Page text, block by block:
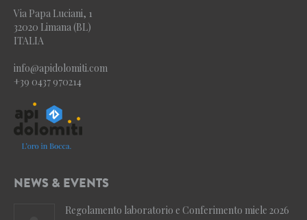
Via Papa Luciani, 1
32020 Limana (BL)
ITALIA
info@apidolomiti.com
+39 0437 970214
NEWS & EVENTS
Regolamento laboratorio e Conferimento miele 2026